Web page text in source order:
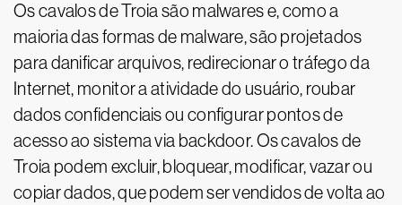
Os cavalos de Troia são malwares e, como a
maioria das formas de malware, são projetados
para danificar arquivos, redirecionar o tráfego da
Internet, monitor a atividade do usuário, roubar
dados confidenciais ou configurar pontos de
acesso ao sistema via backdoor. Os cavalos de
Troia podem excluir, bloquear, modificar, vazar ou
copiar dados, que podem ser vendidos de volta ao